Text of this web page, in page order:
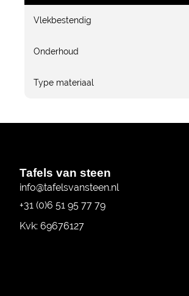
Vlekbestendig
Onderhoud
Type materiaal
Tafels van steen
info@tafelsvansteen.nl
+31 (0)6 51 95 77 79
Kvk: 69676127